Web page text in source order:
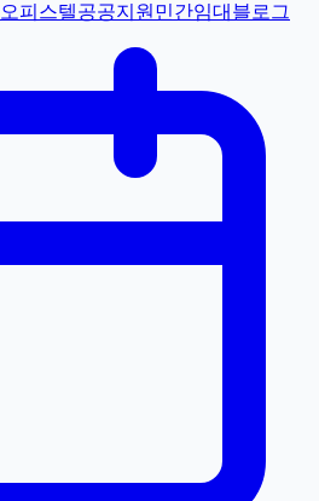
오피스텔공공지원민간임대 블로그